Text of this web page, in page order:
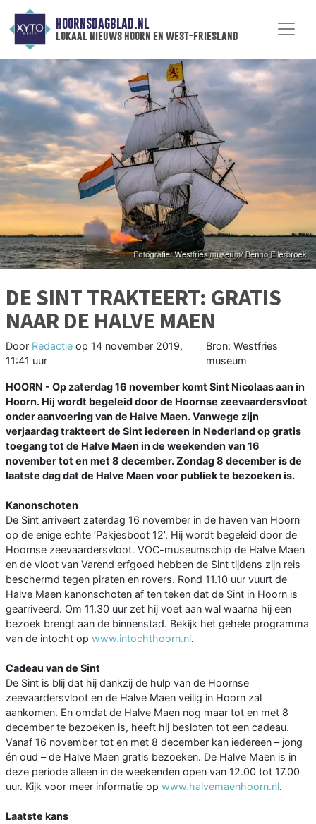
HOORNSDAGBLAD.NL
lokaal nieuws hoorn en west-friesland
DE SINT TRAKTEERT: GRATIS
NAAR DE HALVE MAEN
Door Redactie op 14 november 2019,
11:41 uur
Bron: Westfries
museum
HOORN - Op zaterdag 16 november komt Sint Nicolaas aan in
Hoorn. Hij wordt begeleid door de Hoornse zeevaardersvloot
onder aanvoering van de Halve Maen. Vanwege zijn
verjaardag trakteert de Sint iedereen in Nederland op gratis
toegang tot de Halve Maen in de weekenden van 16
november tot en met 8 december. Zondag 8 december is de
laatste dag dat de Halve Maen voor publiek te bezoeken is.
Kanonschoten
De Sint arriveert zaterdag 16 november in de haven van Hoorn
op de enige echte ‘Pakjesboot 12’. Hij wordt begeleid door de
Hoornse zeevaardersvloot. VOC-museumschip de Halve Maen
en de vloot van Varend erfgoed hebben de Sint tijdens zijn reis
beschermd tegen piraten en rovers. Rond 11.10 uur vuurt de
Halve Maen kanonschoten af ten teken dat de Sint in Hoorn is
gearriveerd. Om 11.30 uur zet hij voet aan wal waarna hij een
bezoek brengt aan de binnenstad. Bekijk het gehele programma
van de intocht op www.intochthoorn.nl.
Cadeau van de Sint
De Sint is blij dat hij dankzij de hulp van de Hoornse
zeevaardersvloot en de Halve Maen veilig in Hoorn zal
aankomen. En omdat de Halve Maen nog maar tot en met 8
december te bezoeken is, heeft hij besloten tot een cadeau.
Vanaf 16 november tot en met 8 december kan iedereen – jong
én oud – de Halve Maen gratis bezoeken. De Halve Maen is in
deze periode alleen in de weekenden open van 12.00 tot 17.00
uur. Kijk voor meer informatie op www.halvemaenhoorn.nl.
Laatste kans